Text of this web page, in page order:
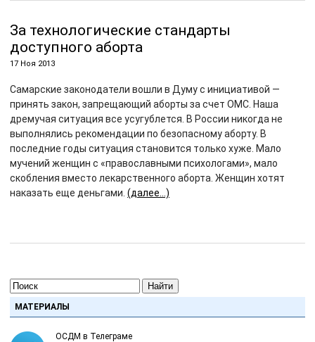
За технологические стандарты
доступного аборта
17 Ноя 2013
Самарские законодатели вошли в Думу с инициативой —
принять закон, запрещающий аборты за счет ОМС. Наша
дремучая ситуация все усугублется. В России никогда не
выполнялись рекомендации по безопасному аборту. В
последние годы ситуация становится только хуже. Мало
мучений женщин с «православными психологами», мало
скобления вместо лекарственного аборта. Женщин хотят
наказать еще деньгами. (далее…)
Найти
МАТЕРИАЛЫ
ОСДМ в Телеграме